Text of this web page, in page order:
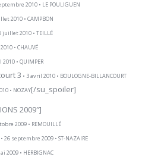
2010 • LE POULIGUEN
2010 • CAMPBON
juillet 2010 • TEILLÉ
• CHAUVÉ
2010 • QUIMPER
3 • 3 avril 2010 • BOULOGNE-BILLANCOURT
• NOZAY[/su_spoiler]
2009″]
2009 • REMOUILLÉ
• 26 septembre 2009 • ST-NAZAIRE
2009 • HERBIGNAC